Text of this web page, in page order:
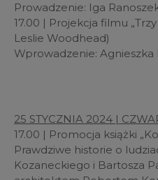
Prowadzenie: Iga
17.00 | Projekcja filmu
Leslie Woodhead)
Wprowadzenie:
25 STYCZNIA 2024 |
17.00 | Promocja książki
Prawdziwe historie o
Kozaneckiego i Bartosza